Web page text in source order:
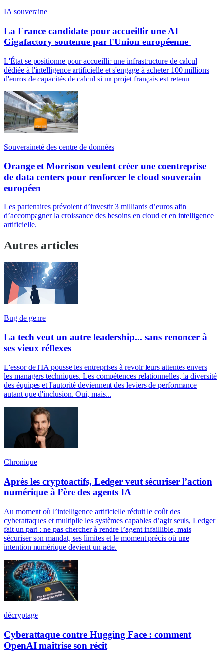
IA souveraine
La France candidate pour accueillir une AI
Gigafactory soutenue par l'Union européenne
L'État se positionne pour accueillir une infrastructure de calcul
dédiée à l'intelligence artificielle et s'engage à acheter 100 millions
d'euros de capacités de calcul si un projet français est retenu.
Souveraineté des centre de données
Orange et Morrison veulent créer une coentreprise
de data centers pour renforcer le cloud souverain
européen
Les partenaires prévoient d’investir 3 milliards d’euros afin
d’accompagner la croissance des besoins en cloud et en intelligence
artificielle.
Autres articles
Bug de genre
La tech veut un autre leadership... sans renoncer à
ses vieux réflexes
L'essor de l'IA pousse les entreprises à revoir leurs attentes envers
les managers techniques. Les compétences relationnelles, la diversité
des équipes et l'autorité deviennent des leviers de performance
autant que d'inclusion. Oui, mais...
Chronique
Après les cryptoactifs, Ledger veut sécuriser l’action
numérique à l’ère des agents IA
Au moment où l’intelligence artificielle réduit le coût des
cyberattaques et multiplie les systèmes capables d’agir seuls, Ledger
fait un pari : ne pas chercher à rendre l’agent infaillible, mais
sécuriser son mandat, ses limites et le moment précis où une
intention numérique devient un acte.
décryptage
Cyberattaque contre Hugging Face : comment
OpenAI maîtrise son récit